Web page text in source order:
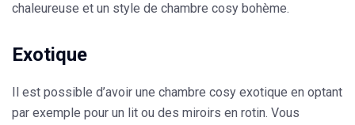
chaleureuse et un style de chambre cosy bohème.
Exotique
Il est possible d’avoir une chambre cosy exotique en optant
par exemple pour un lit ou des miroirs en rotin. Vous